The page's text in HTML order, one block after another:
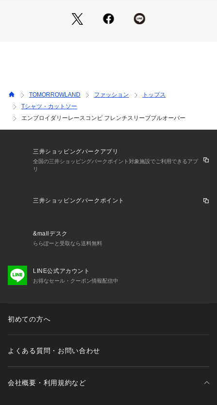
店舗にお問い合わせの際は、下記の商品番号をお申し付けくだ
TOMORROWLAND ファッション
トップス
Tシャツ・カットソー
エンブロイダリーレースコンビ フレンチスリーブプルオーバー
三井ショッピングパークアプリ
全国の三井ショッピングパークポイント対象施設でご利用できるアプ
リ
三井ショッピングパークポイント
&mallデスク
ららぽーと受取なら送料無料
LINE公式アカウント
お得なセール・クーポン情報配信中
初めての方へ
よくある質問・お問い合わせ
会社概要・利用規約など